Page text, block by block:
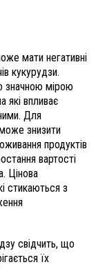
мати негативні
кукурудзи.
значною мірою
які впливає
Для
знизити
продуктів
вартості
Цінова
стикаються з
свідчить, що
їх